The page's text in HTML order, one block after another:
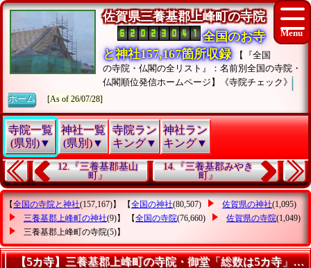
佐賀県三養基郡上峰町の寺院
全国のお寺
と神社157,167箇所収録
【『全国
の寺院・仏閣の全リスト』：名前別全国の寺院・
仏閣順位発信ホームページ】《寺院チェック》
ホーム
[As of 26/07/28]
寺院一覧
(県別)▼
神社一覧
(県別)▼
寺院ラン
キング▼
神社ラン
キング▼
12.『三養基郡基山
町』
14.『三養基郡みやき
町』
【全国の寺院と神社(157,167)】 【全国の神社(80,507) 佐賀県の神社(1,095)
三養基郡上峰町の神社(9)】 【全国の寺院(76,660) 佐賀県の寺院(1,049)
三養基郡上峰町の寺院(5)】
【5カ寺】三養基郡上峰町の寺院・御堂「総数は5カ寺」を